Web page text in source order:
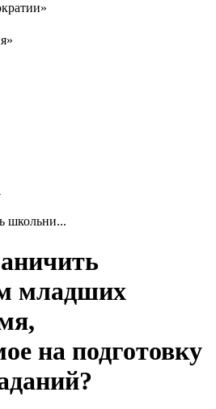
школьни...
младших
на подготовку